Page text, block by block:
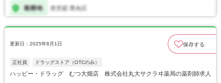
更新日：2025年8月1日 保存する
正社員 ドラッグストア（OTCのみ）
ハッピー・ドラッグ むつ大畑店 株式会社丸大サクラヰ薬局の薬剤師求人